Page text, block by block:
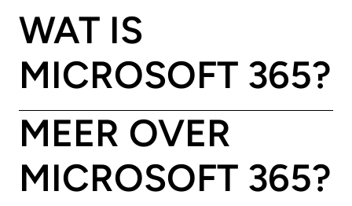
WAT IS
MICROSOFT 365?
MEER OVER
MICROSOFT 365?